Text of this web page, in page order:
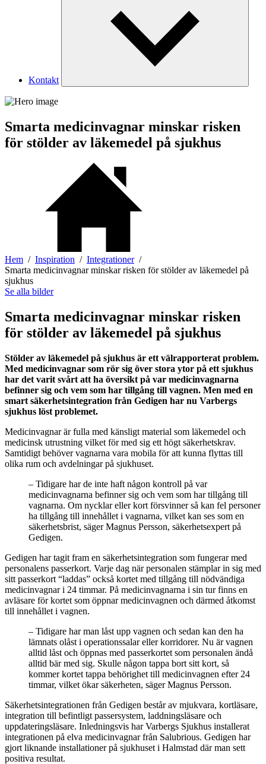
Kontakt
Smarta medicinvagnar minskar risken
för stölder av läkemedel på sjukhus
Hem Inspiration
Integrationer
Smarta medicinvagnar minskar risken för stölder av läkemedel på
sjukhus
Se alla bilder
Smarta medicinvagnar minskar risken
för stölder av läkemedel på sjukhus
Stölder av läkemedel på sjukhus är ett välrapporterat problem.
Med medicinvagnar som rör sig över stora ytor på ett sjukhus
har det varit svårt att ha översikt på var medicinvagnarna
befinner sig och vem som har tillgång till vagnen. Men med en
smart säkerhetsintegration från Gedigen har nu Varbergs
sjukhus löst problemet.
Medicinvagnar är fulla med känsligt material som läkemedel och
medicinsk utrustning vilket för med sig ett högt säkerhetskrav.
Samtidigt behöver vagnarna vara mobila för att kunna flyttas till
olika rum och avdelningar på sjukhuset.
– Tidigare har de inte haft någon kontroll på var
medicinvagnarna befinner sig och vem som har tillgång till
vagnarna. Om nycklar eller kort försvinner så kan fel personer
ha tillgång till innehållet i vagnarna, vilket kan ses som en
säkerhetsbrist, säger Magnus Persson, säkerhetsexpert på
Gedigen.
Gedigen har tagit fram en säkerhetsintegration som fungerar med
personalens passerkort. Varje dag när personalen stämplar in sig med
sitt passerkort “laddas” också kortet med tillgång till nödvändiga
medicinvagnar i 24 timmar. På medicinvagnarna i sin tur finns en
avläsare för kortet som öppnar medicinvagnen och därmed åtkomst
till innehållet i vagnen.
– Tidigare har man låst upp vagnen och sedan kan den ha
lämnats olåst i operationssalar eller korridorer. Nu är vagnen
alltid låst och öppnas med passerkortet som personalen ändå
alltid bär med sig. Skulle någon tappa bort sitt kort, så
kommer kortet tappa behörighet till medicinvagnen efter 24
timmar, vilket ökar säkerheten, säger Magnus Persson.
Säkerhetsintegrationen från Gedigen består av mjukvara, kortläsare,
integration till befintligt passersystem, laddningsläsare och
uppdateringsläsare. Inledningsvis har Varbergs Sjukhus installerat
integrationen på elva medicinvagnar från Salubrious. Gedigen har
gjort liknande installationer på sjukhuset i Halmstad där man sett
positiva resultat.